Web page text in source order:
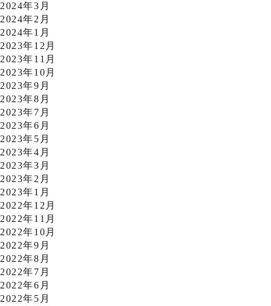
2024年3月
2024年2月
2024年1月
2023年12月
2023年11月
2023年10月
2023年9月
2023年8月
2023年7月
2023年6月
2023年5月
2023年4月
2023年3月
2023年2月
2023年1月
2022年12月
2022年11月
2022年10月
2022年9月
2022年8月
2022年7月
2022年6月
2022年5月